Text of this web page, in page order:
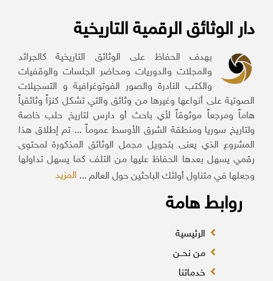
دار الوثائق الرقمية التاريخية
بهدف الحفاظ على الوثائق التاريخية كالجرائد
والمجلات والدوريات ومحاضر الجلسات والوقفيات
والكتب النادرة والصور الفوتوغرافية و التسجيلات
الصوتية على أنواعها وغيرها من وثائق والتي تشكل كنزاً وثائقياً
هاماً ومرجعاً موثوقاً لأي باحث أو دارس لتاريخ حلب خاصة
ولتاريخ سوريا ومنطقة الشرق الأوسط عموماً ... تم إطلاق هذا
المشروع الذي يعنى بتحويل مجمل الوثائق المذكورة لمحتوى
رقمي يسهل بعدها الحفاظ عليها من التلف كما يسهل تداولها
وجعلها في متناول أولئك الباحثين حول العالم ...المزيد
روابط هامة
الرئيسية
من نحــن
خدماتنا